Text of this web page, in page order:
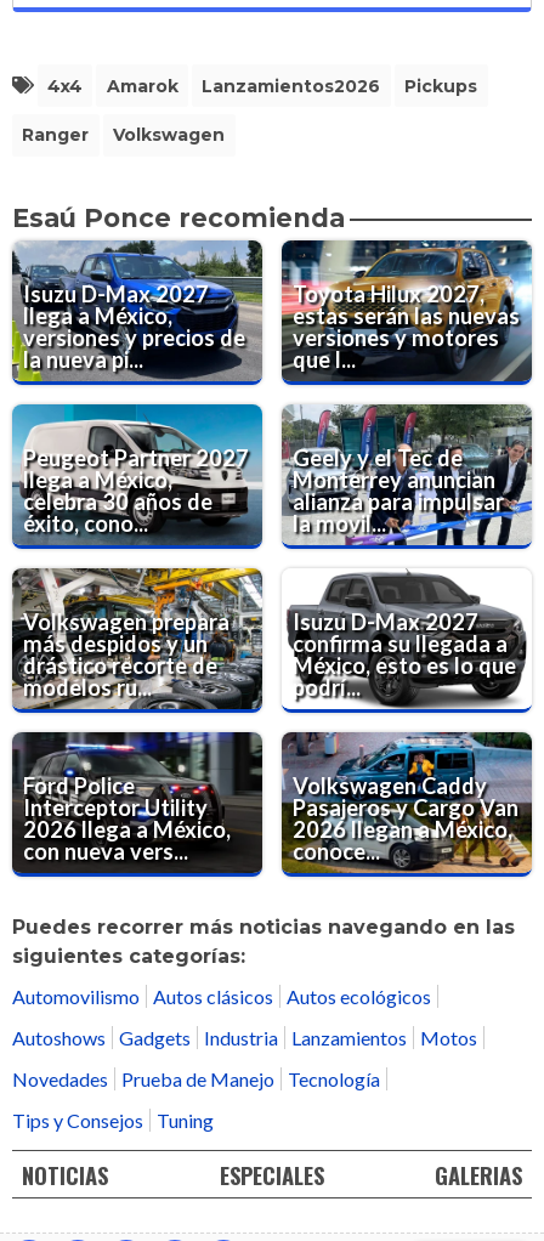
4x4 Amarok Lanzamientos2026 Pickups
Ranger Volkswagen
Esaú Ponce recomienda
Isuzu D-Max 2027
llega a México,
versiones y precios de
la nueva pi...
Toyota Hilux 2027,
estas serán las nuevas
versiones y motores
que l...
Peugeot Partner 2027
llega a México,
celebra 30 años de
éxito, cono...
Geely y el Tec de
Monterrey anuncian
alianza para impulsar
la movil...
Volkswagen prepara
más despidos y un
drástico recorte de
modelos ru...
Isuzu D-Max 2027
confirma su llegada a
México, esto es lo que
podrí...
Ford Police
Interceptor Utility
2026 llega a México,
con nueva vers...
Volkswagen Caddy
Pasajeros y Cargo Van
2026 llegan a México,
conoce...
Puedes recorrer más noticias navegando en las
siguientes categorías:
Automovilismo Autos clásicos
Autos ecológicos
Autoshows
Gadgets Industria Lanzamientos
Motos
Novedades
Prueba de Manejo
Tecnología
Tips y Consejos
Tuning
NOTICIAS ESPECIALES GALERIAS